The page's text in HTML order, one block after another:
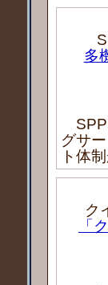
多
グサ
ト体
ク
「